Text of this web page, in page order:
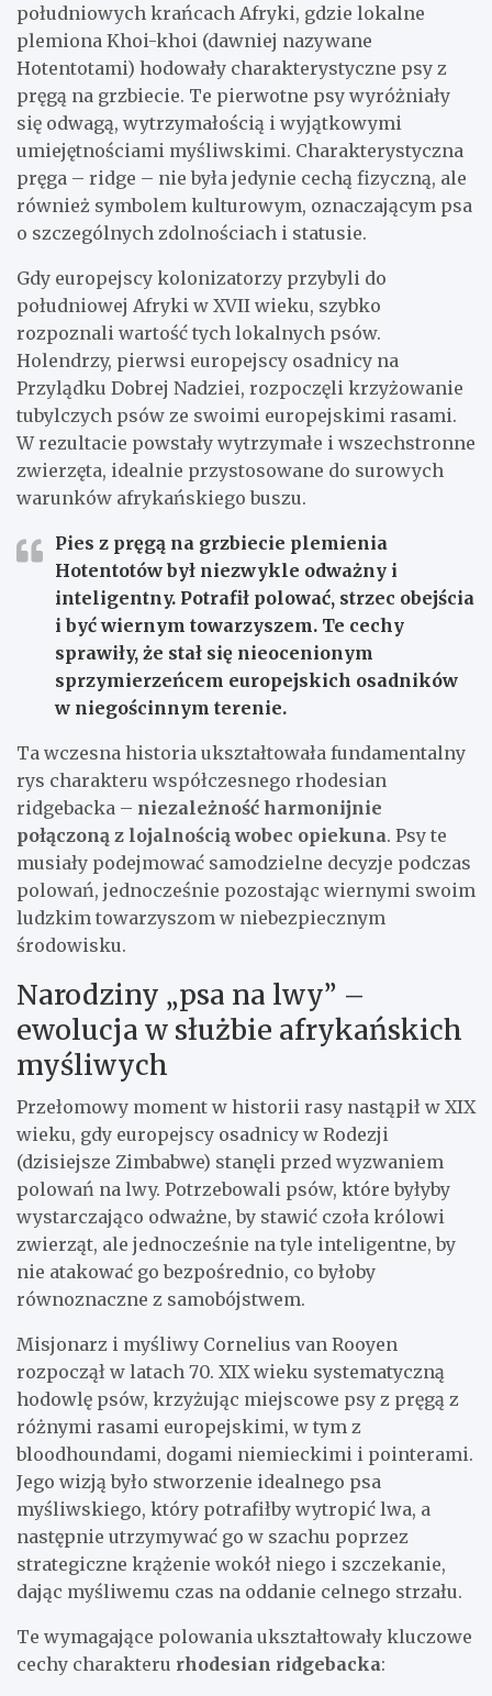
południowych krańcach Afryki, gdzie lokalne
plemiona Khoi-khoi (dawniej nazywane
Hotentotami) hodowały charakterystyczne psy z
pręgą na grzbiecie. Te pierwotne psy wyróżniały
się odwagą, wytrzymałością i wyjątkowymi
umiejętnościami myśliwskimi. Charakterystyczna
pręga – ridge – nie była jedynie cechą fizyczną, ale
również symbolem kulturowym, oznaczającym psa
o szczególnych zdolnościach i statusie.
Gdy europejscy kolonizatorzy przybyli do
południowej Afryki w XVII wieku, szybko
rozpoznali wartość tych lokalnych psów.
Holendrzy, pierwsi europejscy osadnicy na
Przylądku Dobrej Nadziei, rozpoczęli krzyżowanie
tubylczych psów ze swoimi europejskimi rasami.
W rezultacie powstały wytrzymałe i wszechstronne
zwierzęta, idealnie przystosowane do surowych
warunków afrykańskiego buszu.
Pies z pręgą na grzbiecie plemienia
Hotentotów był niezwykle odważny i
inteligentny. Potrafił polować, strzec obejścia
i być wiernym towarzyszem. Te cechy
sprawiły, że stał się nieocenionym
sprzymierzeńcem europejskich osadników
w niegościnnym terenie.
Ta wczesna historia ukształtowała fundamentalny
rys charakteru współczesnego rhodesian
ridgebacka – niezależność harmonijnie
połączoną z lojalnością wobec opiekuna. Psy te
musiały podejmować samodzielne decyzje podczas
polowań, jednocześnie pozostając wiernymi swoim
ludzkim towarzyszom w niebezpiecznym
środowisku.
Narodziny „psa na lwy” –
ewolucja w służbie afrykańskich
myśliwych
Przełomowy moment w historii rasy nastąpił w XIX
wieku, gdy europejscy osadnicy w Rodezji
(dzisiejsze Zimbabwe) stanęli przed wyzwaniem
polowań na lwy. Potrzebowali psów, które byłyby
wystarczająco odważne, by stawić czoła królowi
zwierząt, ale jednocześnie na tyle inteligentne, by
nie atakować go bezpośrednio, co byłoby
równoznaczne z samobójstwem.
Misjonarz i myśliwy Cornelius van Rooyen
rozpoczął w latach 70. XIX wieku systematyczną
hodowlę psów, krzyżując miejscowe psy z pręgą z
różnymi rasami europejskimi, w tym z
bloodhoundami, dogami niemieckimi i pointerami.
Jego wizją było stworzenie idealnego psa
myśliwskiego, który potrafiłby wytropić lwa, a
następnie utrzymywać go w szachu poprzez
strategiczne krążenie wokół niego i szczekanie,
dając myśliwemu czas na oddanie celnego strzału.
Te wymagające polowania ukształtowały kluczowe
cechy charakteru rhodesian ridgebacka: